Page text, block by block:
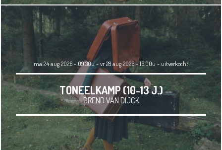
ma 24 aug 2026 - 09.30u - vr 28 aug 2026 - 16.00u - uitverkocht
TONEELKAMP (10-13 J.)
BREND VAN DIJCK